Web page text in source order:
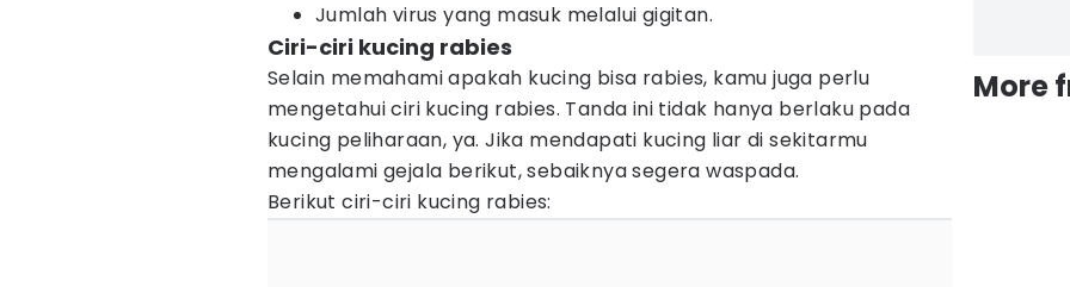
Jumlah virus yang masuk melalui gigitan.
Ciri-ciri kucing rabies
Selain memahami apakah kucing bisa rabies, kamu juga perlu
mengetahui ciri kucing rabies. Tanda ini tidak hanya berlaku pada
kucing peliharaan, ya. Jika mendapati kucing liar di sekitarmu
mengalami gejala berikut, sebaiknya segera waspada.
Berikut ciri-ciri kucing rabies:
More